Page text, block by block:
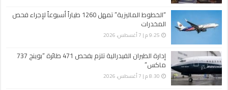
“الخطوط الماليزية” تمهل 1260 طياراً أسبوعاً لإجراء فحص
المخدرات
9:25 م | 7 أغسطس، 2026
إدارة الطيران الفيدرالية تلزم بفحص 471 طائرة “بوينج 737
ماكس”
8:30 م | 7 أغسطس، 2026